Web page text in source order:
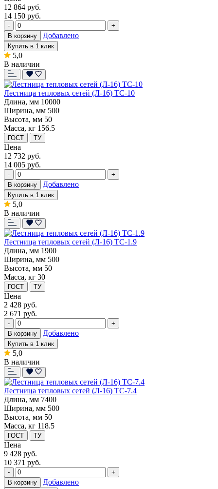
12 864 руб.
14 150 руб.
-
+
В корзину
Добавлено
Купить в 1 клик
5,0
В наличии
Лестница тепловых сетей (Л-16) ТС-10
Длина, мм 10000
Ширина, мм 500
Высота, мм 50
Масса, кг 156.5
ГОСТ ТУ
Цена
12 732 руб.
14 005 руб.
-
+
В корзину
Добавлено
Купить в 1 клик
5,0
В наличии
Лестница тепловых сетей (Л-16) ТС-1.9
Длина, мм 1900
Ширина, мм 500
Высота, мм 50
Масса, кг 30
ГОСТ ТУ
Цена
2 428 руб.
2 671 руб.
-
+
В корзину
Добавлено
Купить в 1 клик
5,0
В наличии
Лестница тепловых сетей (Л-16) ТС-7.4
Длина, мм 7400
Ширина, мм 500
Высота, мм 50
Масса, кг 118.5
ГОСТ ТУ
Цена
9 428 руб.
10 371 руб.
-
+
В корзину
Добавлено